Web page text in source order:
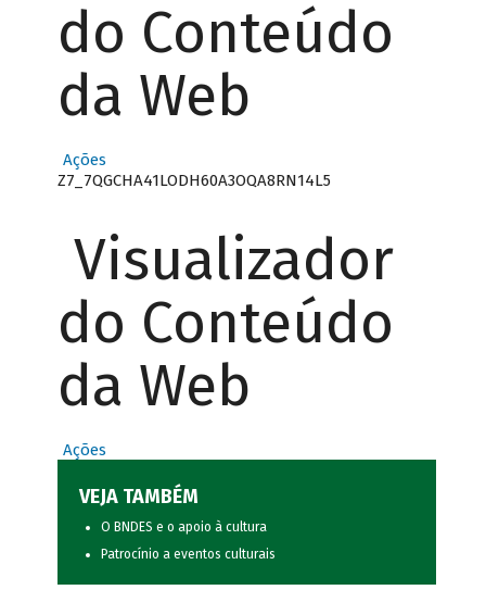
do Conteúdo
da Web
Ações
Z7_7QGCHA41LODH60A3OQA8RN14L5
Visualizador
do Conteúdo
da Web
Ações
VEJA TAMBÉM
O BNDES e o apoio à cultura
Patrocínio a eventos culturais